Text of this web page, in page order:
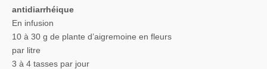
antidiarrhéique
En infusion
10 à 30 g de plante d’aigremoine en fleurs
par litre
3 à 4 tasses par jour